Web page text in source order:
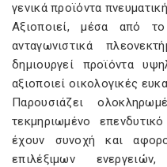
γενικά προϊόντα
Αξιοποιεί, μέσα από
ανταγωνιστικά
δημιουργεί προϊόντα
αξιοποιεί οικολογικές
Παρουσιάζει
τεκμηριωμένο
έχουν συνοχή και
επιλέξιμων